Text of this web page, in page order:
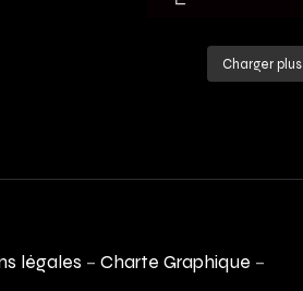
Charger plus
légales – Charte Graphique –